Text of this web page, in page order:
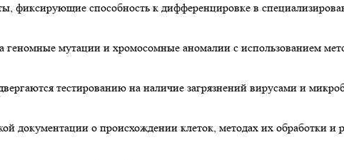
фиксирующие способность к дифференцировке в
геномные мутации и хромосомные аномалии с использованием
тестированию на наличие загрязнений вирусами и
документации о происхождении клеток, методах их обработки и